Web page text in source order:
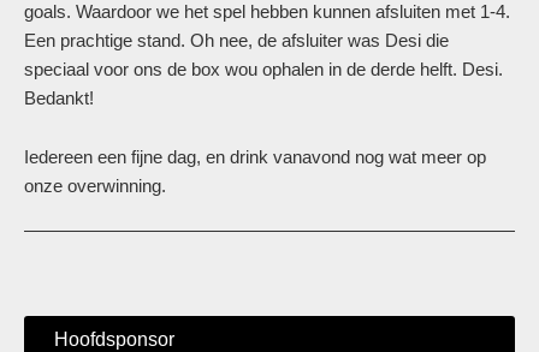
goals. Waardoor we het spel hebben kunnen afsluiten met 1-4.
Een prachtige stand. Oh nee, de afsluiter was Desi die
speciaal voor ons de box wou ophalen in de derde helft. Desi.
Bedankt!
Iedereen een fijne dag, en drink vanavond nog wat meer op
onze overwinning.
Hoofdsponsor